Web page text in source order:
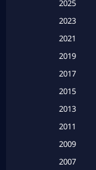
Based on
Based
2025
2023
2021
2019
2017
2015
2013
2011
2009
2007